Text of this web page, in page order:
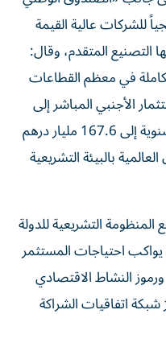
للشركات عالية القيمة
التصنيع المتقدم، وقال:
في معظم القطاعات
الأجنبي المباشر إلى
الدولة وأسهم في رفع التدفقات السنوية إلى 167.6 مليار درهم
العالمية بالبيئة التشريعية
التشريعية للدولة
يواكب احتياجات المستثمر
النشاط الاقتصادي
اتفاقيات الشراكة